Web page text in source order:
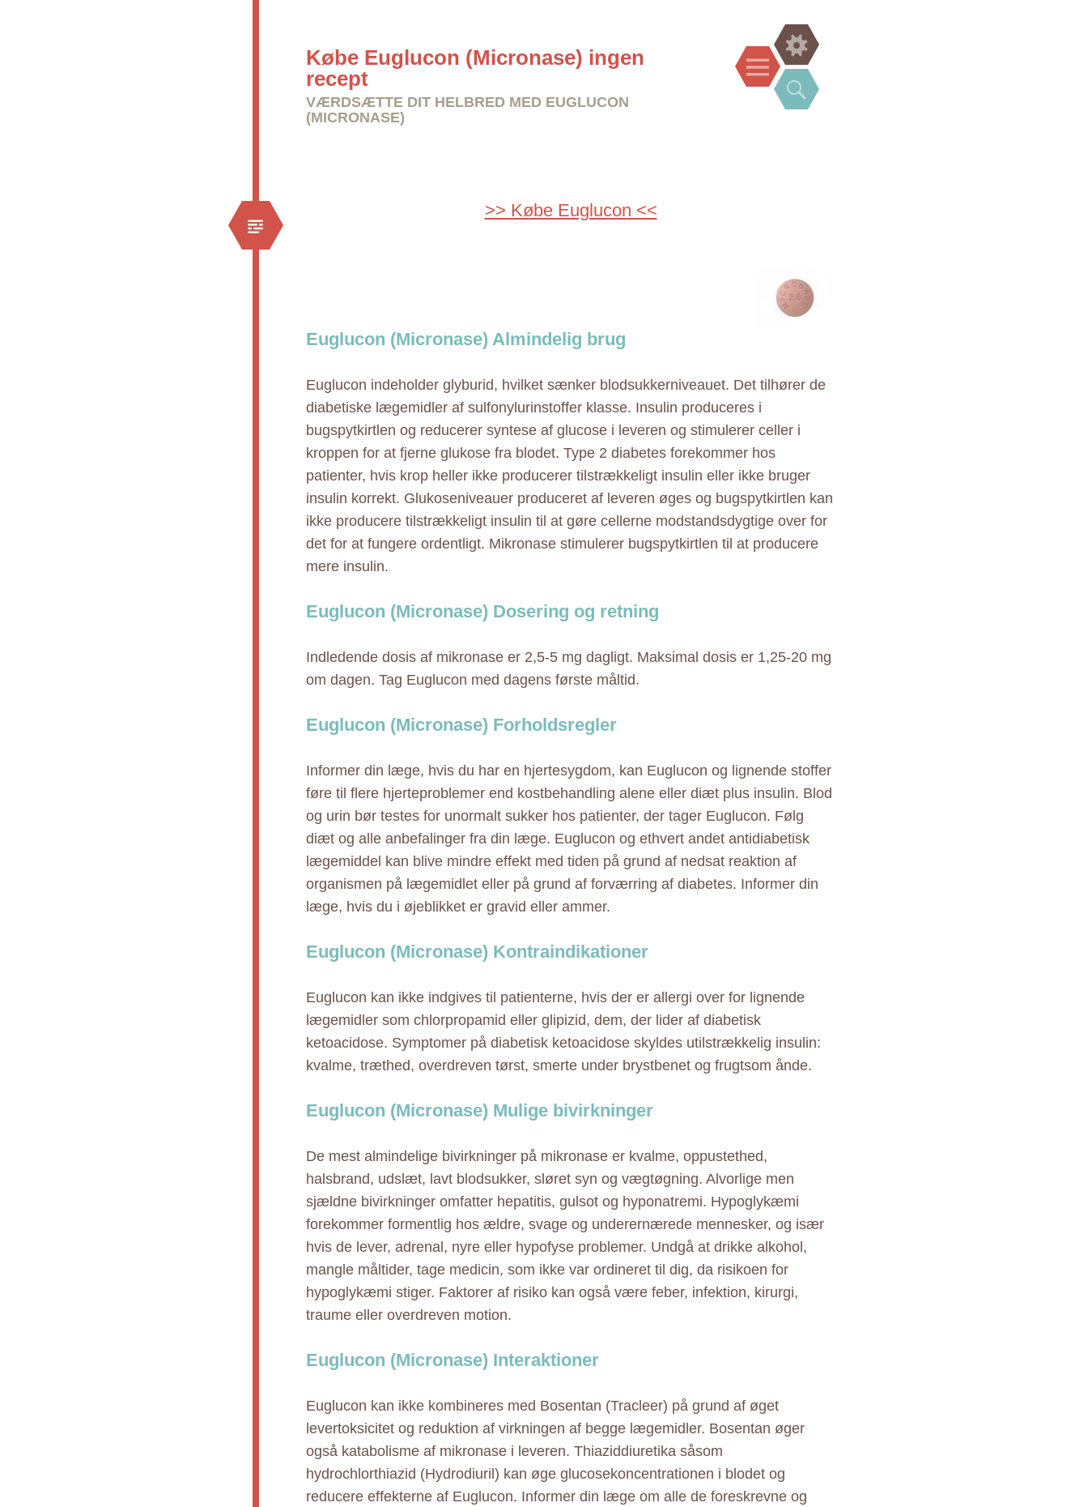
Købe Euglucon (Micronase) ingen
recept
VÆRDSÆTTE DIT HELBRED MED EUGLUCON
(MICRONASE)
Menu
Widgets
Search
>> Købe Euglucon <<
Euglucon (Micronase) Almindelig brug
Euglucon indeholder glyburid, hvilket sænker blodsukkerniveauet. Det tilhører de
diabetiske lægemidler af sulfonylurinstoffer klasse. Insulin produceres i
bugspytkirtlen og reducerer syntese af glucose i leveren og stimulerer celler i
kroppen for at fjerne glukose fra blodet. Type 2 diabetes forekommer hos
patienter, hvis krop heller ikke producerer tilstrækkeligt insulin eller ikke bruger
insulin korrekt. Glukoseniveauer produceret af leveren øges og bugspytkirtlen kan
ikke producere tilstrækkeligt insulin til at gøre cellerne modstandsdygtige over for
det for at fungere ordentligt. Mikronase stimulerer bugspytkirtlen til at producere
mere insulin.
Euglucon (Micronase) Dosering og retning
Indledende dosis af mikronase er 2,5-5 mg dagligt. Maksimal dosis er 1,25-20 mg
om dagen. Tag Euglucon med dagens første måltid.
Euglucon (Micronase) Forholdsregler
Informer din læge, hvis du har en hjertesygdom, kan Euglucon og lignende stoffer
føre til flere hjerteproblemer end kostbehandling alene eller diæt plus insulin. Blod
og urin bør testes for unormalt sukker hos patienter, der tager Euglucon. Følg
diæt og alle anbefalinger fra din læge. Euglucon og ethvert andet antidiabetisk
lægemiddel kan blive mindre effekt med tiden på grund af nedsat reaktion af
organismen på lægemidlet eller på grund af forværring af diabetes. Informer din
læge, hvis du i øjeblikket er gravid eller ammer.
Euglucon (Micronase) Kontraindikationer
Euglucon kan ikke indgives til patienterne, hvis der er allergi over for lignende
lægemidler som chlorpropamid eller glipizid, dem, der lider af diabetisk
ketoacidose. Symptomer på diabetisk ketoacidose skyldes utilstrækkelig insulin:
kvalme, træthed, overdreven tørst, smerte under brystbenet og frugtsom ånde.
Euglucon (Micronase) Mulige bivirkninger
De mest almindelige bivirkninger på mikronase er kvalme, oppustethed,
halsbrand, udslæt, lavt blodsukker, sløret syn og vægtøgning. Alvorlige men
sjældne bivirkninger omfatter hepatitis, gulsot og hyponatremi. Hypoglykæmi
forekommer formentlig hos ældre, svage og underernærede mennesker, og især
hvis de lever, adrenal, nyre eller hypofyse problemer. Undgå at drikke alkohol,
mangle måltider, tage medicin, som ikke var ordineret til dig, da risikoen for
hypoglykæmi stiger. Faktorer af risiko kan også være feber, infektion, kirurgi,
traume eller overdreven motion.
Euglucon (Micronase) Interaktioner
Euglucon kan ikke kombineres med Bosentan (Tracleer) på grund af øget
levertoksicitet og reduktion af virkningen af begge lægemidler. Bosentan øger
også katabolisme af mikronase i leveren. Thiaziddiuretika såsom
hydrochlorthiazid (Hydrodiuril) kan øge glucosekoncentrationen i blodet og
reducere effekterne af Euglucon. Informer din læge om alle de foreskrevne og